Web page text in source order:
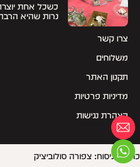
כשכל אחת
נרות שהיא
צרו קשר
משלוחים
תקנון האתר
מדיניות פרטיות
הצהרת נגישות
כתיבה וניסוח: צפורה סולוביציק